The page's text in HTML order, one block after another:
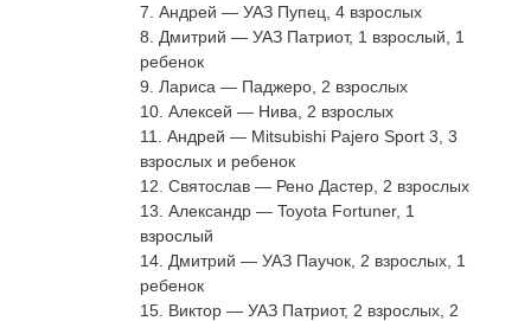
7. Андрей — УАЗ Пупец, 4 взрослых
8. Дмитрий — УАЗ Патриот, 1 взрослый, 1
ребенок
9. Лариса — Паджеро, 2 взрослых
10. Алексей — Нива, 2 взрослых
11. Андрей — Mitsubishi Pajero Sport 3, 3
взрослых и ребенок
12. Святослав — Рено Дастер, 2 взрослых
13. Александр — Toyota Fortuner, 1
взрослый
14. Дмитрий — УАЗ Паучок, 2 взрослых, 1
ребенок
15. Виктор — УАЗ Патриот, 2 взрослых, 2